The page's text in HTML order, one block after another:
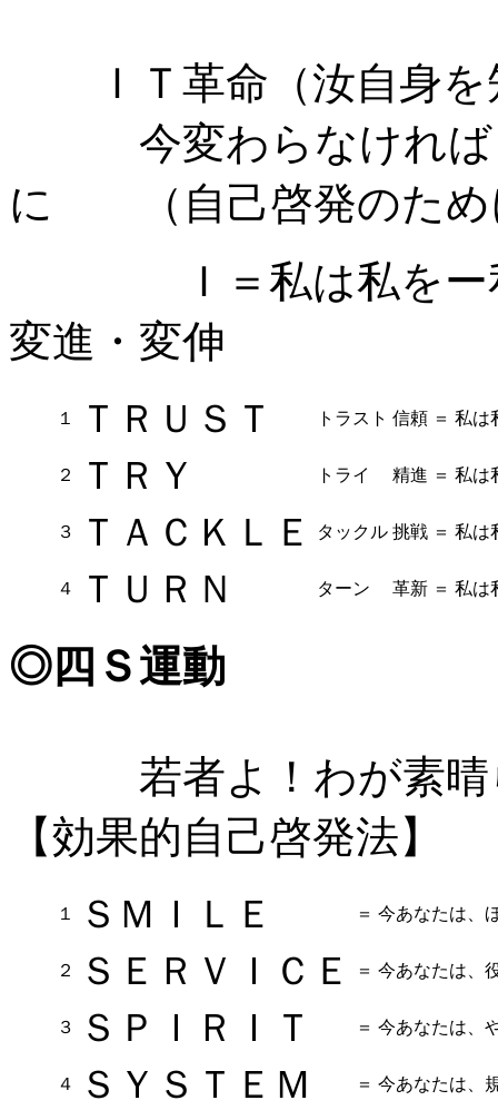
ＩＴ革命（汝自身を
今変わらなければ
に （自己啓発のため
Ｉ＝私は私をー
変進・変伸
１ ＴＲＵＳＴ トラスト 信頼 ＝ 私は
２ ＴＲＹ トライ 精進 ＝ 私は
３ ＴＡＣＫＬＥ タックル 挑戦 ＝ 私は
４ ＴＵＲＮ ターン 革新 ＝ 私は
◎四Ｓ運動
若者よ！わが素晴
【効果的自己啓発法】
１ ＳＭＩＬＥ ＝ 今あなたは、
２ ＳＥＲＶＩＣＥ ＝ 今あなたは、
３ ＳＰＩＲＩＴ ＝ 今あなたは、
４ ＳＹＳＴＥＭ ＝ 今あなたは、